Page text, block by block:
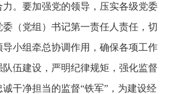
。要加强党的领导，压实各级党委
委（党组）书记第一责任人责任，切
小组牵总协调作用，确保各项工作
伍建设，严明纪律规矩，强化监督
干净担当的监督“铁军”，为建设经